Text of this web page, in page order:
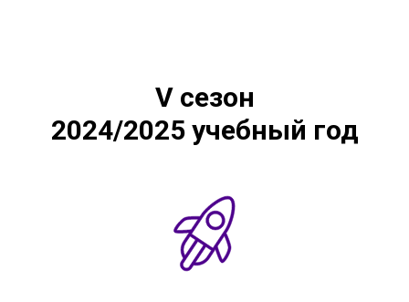
V сезон
2024/2025 учебный год